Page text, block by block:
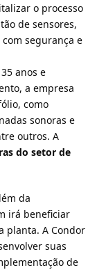
o processo
de sensores,
segurança e
anos e
a empresa
como
sonoras e
outros. A
do setor de
da
irá beneficiar
planta. A Condor
suas
de